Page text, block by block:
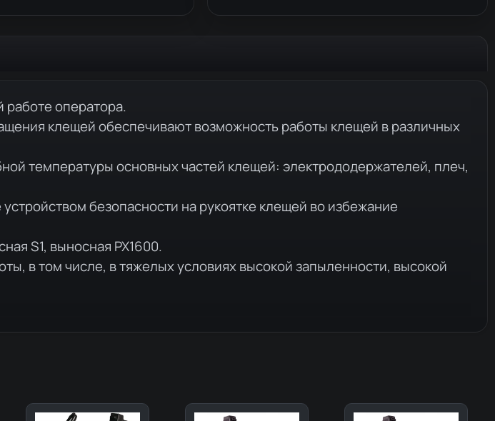
оператора.
клещей обеспечивают возможность работы клещей в различных
температуры основных частей клещей: электрододержателей, плеч,
безопасности на рукоятке клещей во избежание
S1, выносная PX1600.
в том числе, в тяжелых условиях высокой запыленности, высокой